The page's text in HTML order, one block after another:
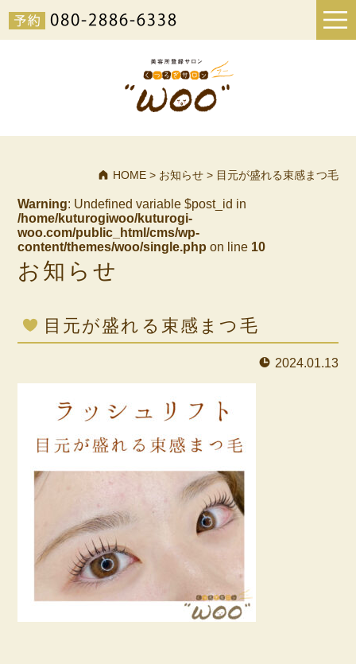
HOME> お知らせ> 目元が盛れる束感まつ毛
Warning: Undefined variable $post_id in
/home/kuturogiwoo/kuturogi-
woo.com/public_html/cms/wp-
content/themes/woo/single.php on line 10
お知らせ
目元が盛れる束感まつ毛
2024.01.13